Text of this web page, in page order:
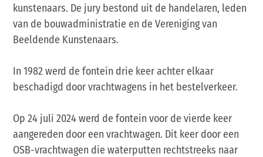
kunstenaars. De jury bestond uit de handelaren, leden
van de bouwadministratie en de Vereniging van
Beeldende Kunstenaars.
In 1982 werd de fontein drie keer achter elkaar
beschadigd door vrachtwagens in het bestelverkeer.
Op 24 juli 2024 werd de fontein voor de vierde keer
aangereden door een vrachtwagen. Dit keer door een
OSB-vrachtwagen die waterputten rechtstreeks naar